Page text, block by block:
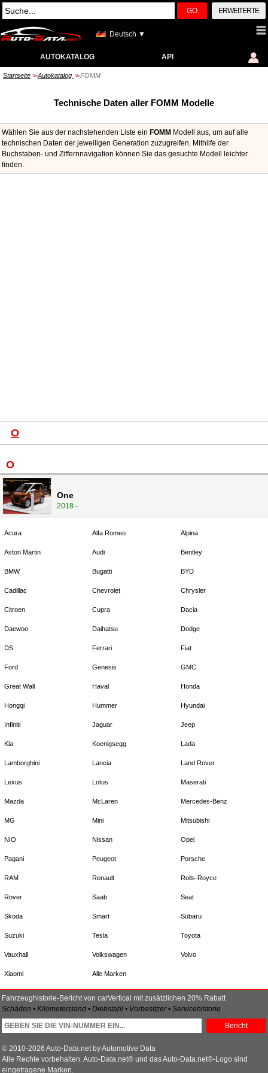
GO ERWEITERTE
Deutsch ▼
AUTOKATALOG API
Startseite >> Autokatalog >> FOMM
Technische Daten aller FOMM Modelle
Wählen Sie aus der nachstehenden Liste ein FOMM Modell aus, um auf alle
technischen Daten der jeweiligen Generation zuzugreifen. Mithilfe der
Buchstaben- und Ziffernnavigation können Sie das gesuchte Modell leichter
finden.
O
O
One
2018 -
Acura Alfa Romeo Alpina
Aston Martin Audi Bentley
BMW Bugatti BYD
Cadillac Chevrolet Chrysler
Citroen Cupra Dacia
Daewoo Daihatsu Dodge
DS Ferrari Fiat
Ford Genesis GMC
Great Wall Haval Honda
Hongqi Hummer Hyundai
Infiniti Jaguar Jeep
Kia Koenigsegg Lada
Lamborghini Lancia Land Rover
Lexus Lotus Maserati
Mazda McLaren Mercedes-Benz
MG Mini Mitsubishi
NIO Nissan Opel
Pagani Peugeot Porsche
RAM Renault Rolls-Royce
Rover Saab Seat
Skoda Smart Subaru
Suzuki Tesla Toyota
Vauxhall Volkswagen Volvo
Xiaomi Alle Marken
Fahrzeughistorie-Bericht von carVertical mit zusätzlichen 20% Rabatt
Schäden • Kilometerstand • Diebstahl • Vorbesitzer • Servicehistorie
Bericht
© 2010-2026 Auto-Data.net by Automotive Data
Alle Rechte vorbehalten. Auto-Data.net® und das Auto-Data.net®-Logo sind
eingetragene Marken.